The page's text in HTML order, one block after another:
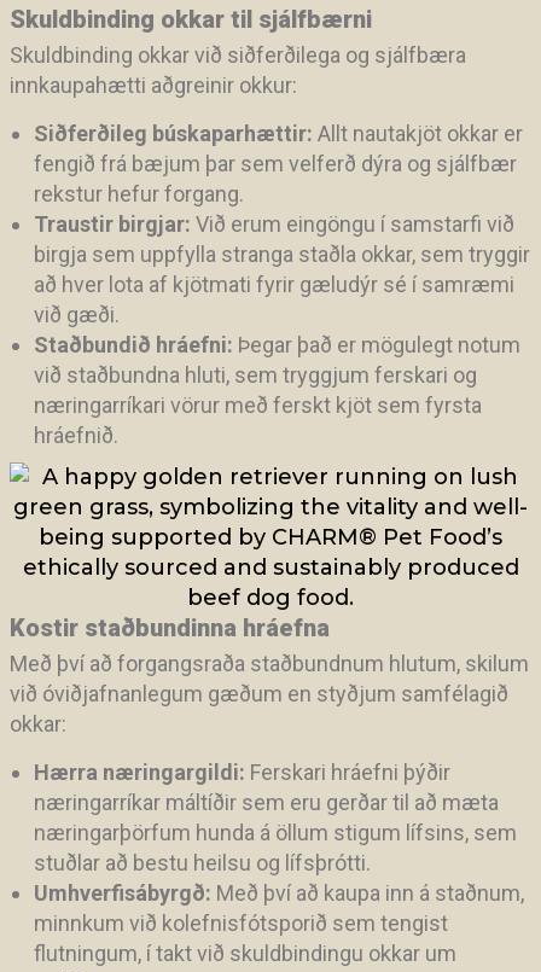
Skuldbinding okkar til sjálfbærni
Skuldbinding okkar við siðferðilega og sjálfbæra
innkaupahætti aðgreinir okkur:
Siðferðileg búskaparhættir: Allt nautakjöt okkar er
fengið frá bæjum þar sem velferð dýra og sjálfbær
rekstur hefur forgang.
Traustir birgjar: Við erum eingöngu í samstarfi við
birgja sem uppfylla stranga staðla okkar, sem tryggir
að hver lota af kjötmati fyrir gæludýr sé í samræmi
við gæði.
Staðbundið hráefni: Þegar það er mögulegt notum
við staðbundna hluti, sem tryggjum ferskari og
næringarríkari vörur með ferskt kjöt sem fyrsta
hráefnið.
Kostir staðbundinna hráefna
Með því að forgangsraða staðbundnum hlutum, skilum
við óviðjafnanlegum gæðum en styðjum samfélagið
okkar:
Hærra næringargildi: Ferskari hráefni þýðir
næringarríkar máltíðir sem eru gerðar til að mæta
næringarþörfum hunda á öllum stigum lífsins, sem
stuðlar að bestu heilsu og lífsþrótti.
Umhverfisábyrgð: Með því að kaupa inn á staðnum,
minnkum við kolefnisfótsporið sem tengist
flutningum, í takt við skuldbindingu okkar um